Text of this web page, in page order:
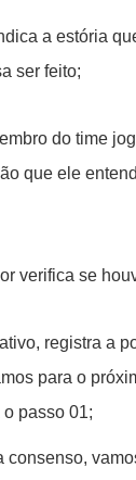
a estória
ser feito;
do time
que ele
verifica se
registra a
para o
passo 01;
consenso,